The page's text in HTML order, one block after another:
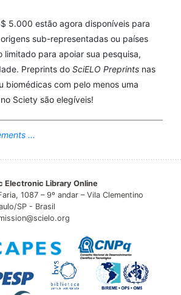
5.000 estão agora disponíveis para
sub-representadas ou países
limitado para apoiar sua pesquisa,
Preprints do SciELO Preprints nas
biomédicas com pelo menos uma
Sciety são elegíveis!
...
Electronic Library Online
1087 – 9º andar – Vila Clementino
SP - Brasil